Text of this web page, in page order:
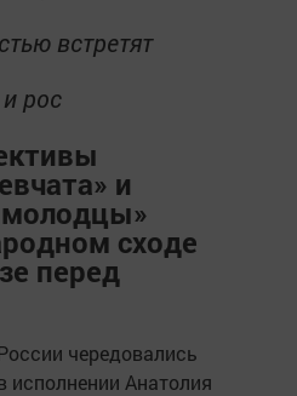
встретят
рос
и
молодцы»
сходе
перед
чередовались
Анатолия